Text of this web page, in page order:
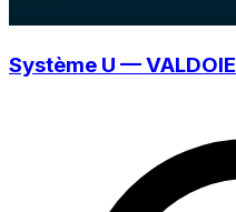
Système U — VALDOIE